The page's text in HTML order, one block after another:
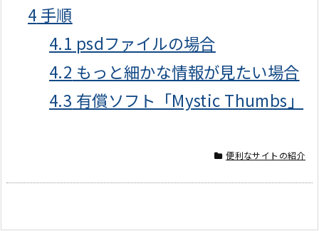
4 手順
4.1 psdファイルの場合
4.2 もっと細かな情報が見たい場合
4.3 有償ソフト「Mystic Thumbs」
便利なサイトの紹介